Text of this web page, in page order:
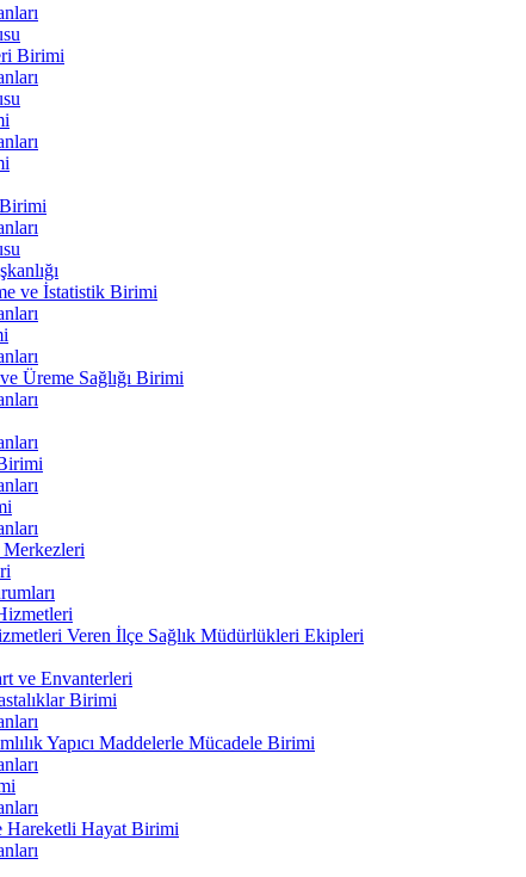
Birimi
ve İstatistik Birimi
Üreme Sağlığı Birimi
Merkezleri
Veren İlçe Sağlık Müdürlükleri Ekipleri
ve Envanterleri
Birimi
Yapıcı Maddelerle Mücadele Birimi
Hareketli Hayat Birimi